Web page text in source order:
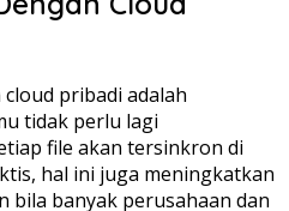
pribadi adalah
tidak perlu lagi
file akan tersinkron di
hal ini juga meningkatkan
bila banyak perusahaan dan